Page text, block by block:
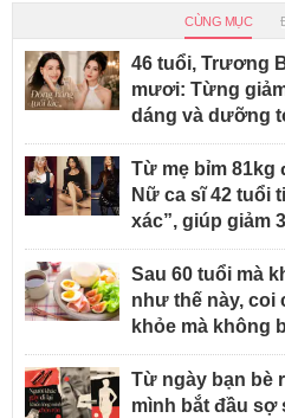
CÙNG MỤC
46 tuổi, Trương
mươi: Từng
dáng và dưỡng
Từ mẹ bỉm 81kg
Nữ ca sĩ 42 tuổi
xác”, giúp giảm
Sau 60 tuổi mà
như thế này,
khỏe mà không
Từ ngày bạn bè
mình bắt đầu sợ